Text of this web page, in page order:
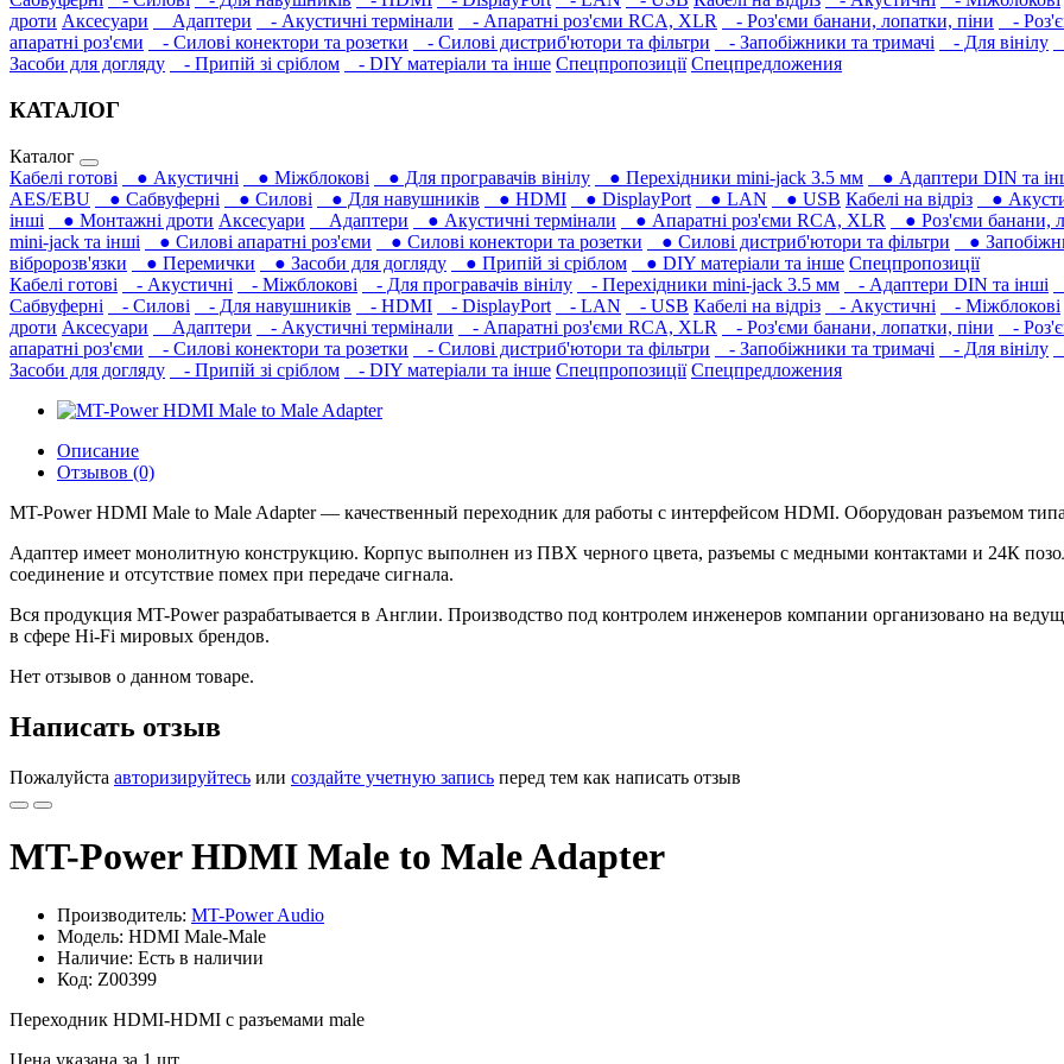
дроти Аксесуари Адаптери - Акустичні термінали - Апаратні роз'єми RCA, XLR - Роз'єми банани, лопатки, піни
-
апаратні роз'єми
- Силові конектори та розетки - Силові дистриб'ютори та фільтри - Запобіжники та тримачі - Для вінілу
Засоби для догляду
- Припій зі сріблом - DIY матеріали та інше Спецпропозиції Спецпредложения
КАТАЛОГ
Каталог
Кабелі готові
● Акустичні ● Міжблокові ● Для програвачів вінілу ● Перехідники mini-jack 3.5 мм
● Адаптери DIN та
AES/EBU
● Сабвуферні ● Силові ● Для навушників‎ ● HDMI ● DisplayPort ● LAN ● USB Кабелі на відріз
●
інші
● Монтажні дроти Аксесуари Адаптери ● Акустичні термінали ● Апаратні роз'єми RCA, XLR
● Роз'єми банани,
mini-jack та інші
● Силові апаратні роз'єми ● Силові конектори та розетки ● Силові дистриб'ютори та фільтри
●
вібророзв'язки
● Перемички ● Засоби для догляду ● Припій зі сріблом ● DIY матеріали та інше Спецпропозиції
Кабелі готові
- Акустичні - Міжблокові - Для програвачів вінілу - Перехідники mini-jack 3.5 мм - Адаптери DIN та інші
Сабвуферні
- Силові - Для навушників‎ - HDMI - DisplayPort - LAN - USB Кабелі на відріз - Акустичні
- Міжблокові
дроти Аксесуари Адаптери - Акустичні термінали - Апаратні роз'єми RCA, XLR - Роз'єми банани, лопатки, піни
-
апаратні роз'єми
- Силові конектори та розетки - Силові дистриб'ютори та фільтри - Запобіжники та тримачі - Для вінілу
Засоби для догляду
- Припій зі сріблом - DIY матеріали та інше Спецпропозиції Спецпредложения
Описание
Отзывов (0)
MT-Power HDMI Male to Male Adapter — качественный переходник для работы с интерфейсом HDMI. Оборудован разъемом
Адаптер имеет монолитную конструкцию. Корпус выполнен из ПВХ черного цвета, разъемы с медными контактами и 24К
соединение и отсутствие помех при передаче сигнала.
Вся продукция MT-Power разрабатывается в Англии. Производство под контролем инженеров компании организовано на
в сфере Hi-Fi мировых брендов.
Нет отзывов о данном товаре.
Написать отзыв
Пожалуйста авторизируйтесь или создайте учетную запись перед тем как написать отзыв
MT-Power HDMI Male to Male Adapter
Производитель: MT-Power Audio
Модель: HDMI Male-Male
Наличие: Есть в наличии
Код: Z00399
Переходник HDMI-HDMI с разъемами male
Цена указана за 1 шт.